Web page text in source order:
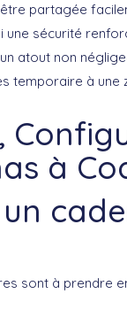
partagée
une sécurité
atout non
temporaire à une
à
sont à prendre